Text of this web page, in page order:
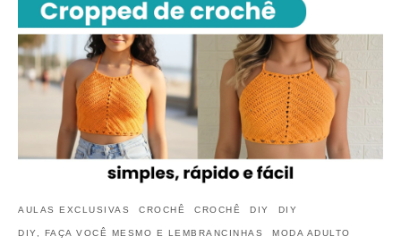
AULAS EXCLUSIVAS CROCHÊ CROCHÊ DIY DIY
DIY, FAÇA VOCÊ MESMO E LEMBRANCINHAS MODA ADULTO